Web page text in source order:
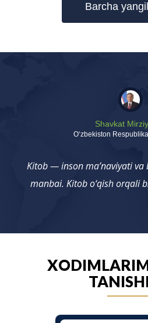
Barcha
Shavkat
Oʻzbekiston
Kitob — inson ma’naviyati
manbai. Kitob o‘qish orqali